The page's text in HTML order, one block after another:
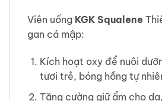
Viên uống KGK Squalene
gan cá mập:
Kích hoạt oxy để nuôi
tươi trẻ, bóng hồng tự
Tăng cường giữ ẩm cho